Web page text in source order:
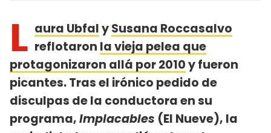
L aura UbfalySusana Roccasalvo
reflotaron la vieja pelea que
protagonizaron allá por 2010y fueron
picantes. Tras el irónico pedido de
disculpas de la conductora en su
programa,Implacables (El Nueve), la